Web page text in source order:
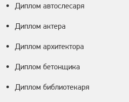
Диплом автослесаря
Диплом актера
Диплом архитектора
Диплом бетонщика
Диплом библиотекаря